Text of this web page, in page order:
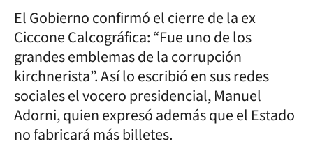
El Gobierno confirmó el cierre de la ex
Ciccone Calcográfica: “Fue uno de los
grandes emblemas de la corrupción
kirchnerista”. Así lo escribió en sus redes
sociales el vocero presidencial, Manuel
Adorni, quien expresó además que el Estado
no fabricará más billetes.